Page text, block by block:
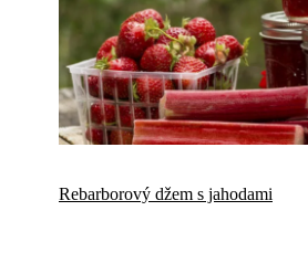
Rebarborový džem s jahodami